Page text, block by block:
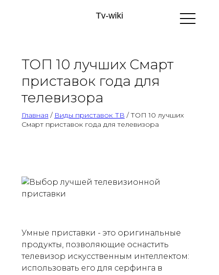
Tv-wiki
ТОП 10 лучших Смарт
приставок года для
телевизора
Главная / Виды приставок ТВ / ТОП 10 лучших
Смарт приставок года для телевизора
Умные приставки - это оригинальные
продукты, позволяющие оснастить
телевизор искусственным интеллектом:
использовать его для серфинга в